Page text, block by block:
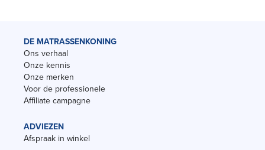
DE MATRASSENKONING
Ons verhaal
Onze kennis
Onze merken
Voor de professionele
Affiliate campagne
ADVIEZEN
Afspraak in winkel